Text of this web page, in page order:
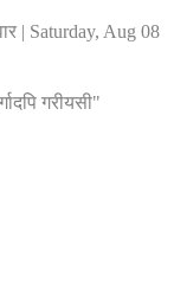
| Saturday, Aug 08
गरीयसी"